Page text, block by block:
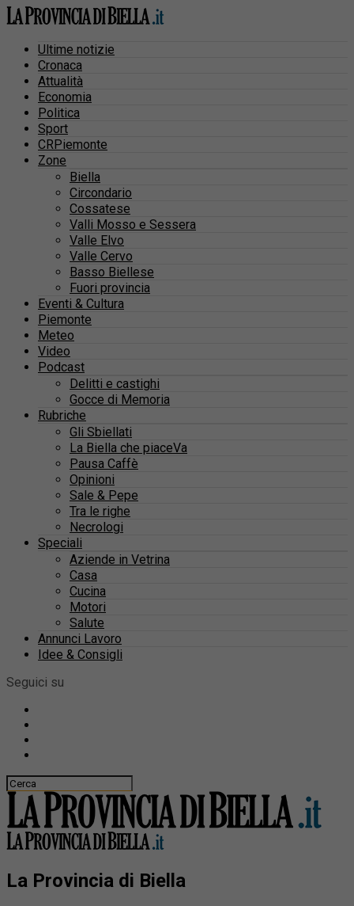
Ultime notizie
Cronaca
Attualità
Economia
Politica
Sport
CRPiemonte
Zone
Biella
Circondario
Cossatese
Valli Mosso e Sessera
Valle Elvo
Valle Cervo
Basso Biellese
Fuori provincia
Eventi & Cultura
Piemonte
Meteo
Video
Podcast
Delitti e castighi
Gocce di Memoria
Rubriche
Gli Sbiellati
La Biella che piaceVa
Pausa Caffè
Opinioni
Sale & Pepe
Tra le righe
Necrologi
Speciali
Aziende in Vetrina
Casa
Cucina
Motori
Salute
Annunci Lavoro
Idee & Consigli
Seguici su
La Provincia di Biella